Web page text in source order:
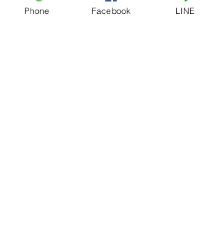
หลายคนสนใจ
Phone Facebook LINE